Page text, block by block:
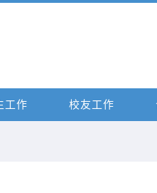
工作 校友工作